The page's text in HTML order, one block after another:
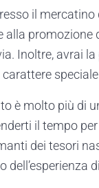
il mercatino
promozione
Inoltre, avrai
è molto più di
il tempo
dei tesori
dell’esperienza